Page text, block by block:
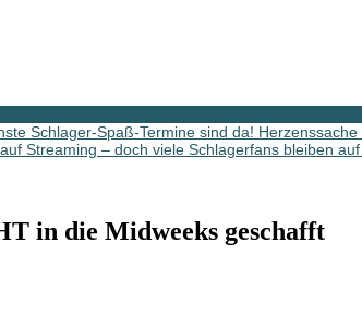
Schlager-Spaß-Termine sind da! Herzenssache
Streaming – doch viele Schlagerfans bleiben
in die Midweeks geschafft